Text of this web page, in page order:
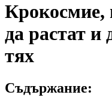
Крокосмие,
да растат и
тях
Съдържание: